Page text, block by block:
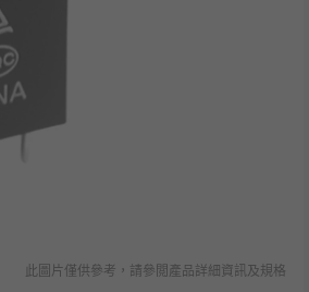
此圖片僅供參考，請參閲產品詳細資訊及規格